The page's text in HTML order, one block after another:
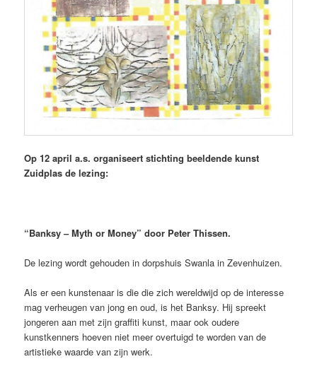
Op 12 april a.s. organiseert stichting beeldende kunst
Zuidplas de lezing:
“Banksy – Myth or Money” door Peter Thissen.
De lezing wordt gehouden in dorpshuis Swanla in Zevenhuizen.
Als er een kunstenaar is die die zich wereldwijd op de interesse
mag verheugen van jong en oud, is het Banksy. Hij spreekt
jongeren aan met zijn graffiti kunst, maar ook oudere
kunstkenners hoeven niet meer overtuigd te worden van de
artistieke waarde van zijn werk.